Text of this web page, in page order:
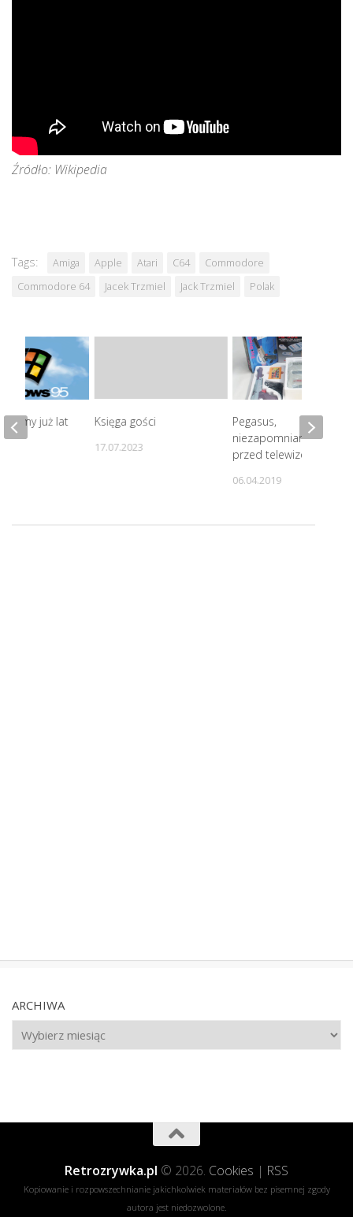
Źródło: Wikipedia
Tags: Amiga Apple Atari C64
Commodore
Commodore 64
Jacek Trzmiel Jack Trzmiel Polak
Księga gości
17.07.2023
Pegasus,
niezapomniane chwile
przed telewizorem
06.04.2019
ile my już lat
ARCHIWA
Archiwa
Retrozrywka.pl © 2026. Cookies | RSS
Kopiowanie i rozpowszechnianie jakichkolwiek materiałów bez pisemnej zgody
autora jest niedozwolone.